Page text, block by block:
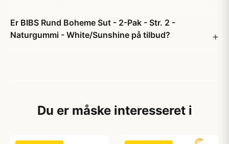
Er BIBS Rund Boheme Sut - 2-Pak - Str. 2 -
Naturgummi - White/Sunshine på tilbud?
Du er måske interesseret i